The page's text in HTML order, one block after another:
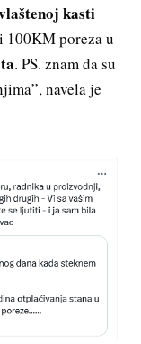
kasti
poreza u
. PS. znam da su
navela je